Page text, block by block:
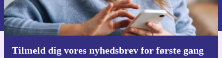
Tilmeld dig vores nyhedsbrev for første gang
Du kan finde information omkring vores brug af personlig data i vores
Privatlivspolitik
Download refurbed appen